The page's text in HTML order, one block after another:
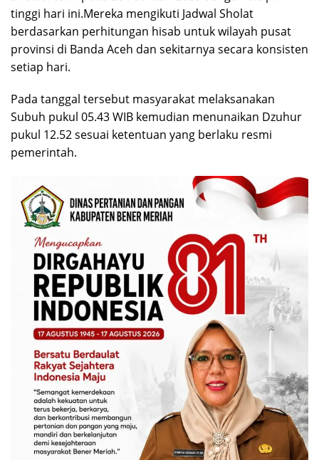
tinggi hari ini.Mereka mengikuti Jadwal Sholat
berdasarkan perhitungan hisab untuk wilayah pusat
provinsi di Banda Aceh dan sekitarnya secara konsisten
setiap hari.
Pada tanggal tersebut masyarakat melaksanakan
Subuh pukul 05.43 WIB kemudian menunaikan Dzuhur
pukul 12.52 sesuai ketentuan yang berlaku resmi
pemerintah.